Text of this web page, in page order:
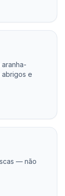
abrigos e
— não